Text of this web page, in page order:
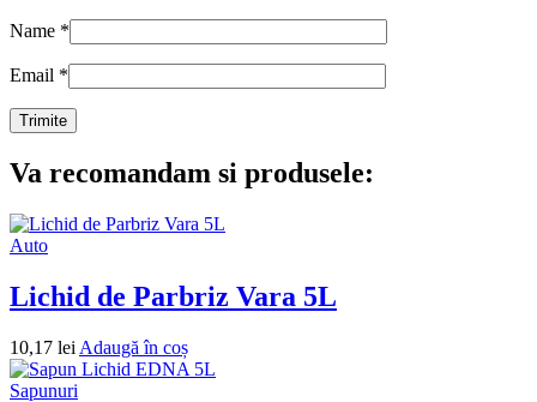
Name *
Email *
Va recomandam si produsele:
Auto
Lichid de Parbriz Vara 5L
10,17 lei Adaugă în coș
Sapunuri